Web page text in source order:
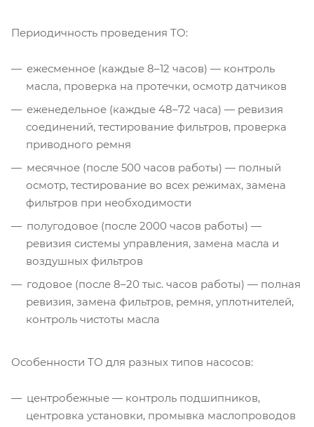
Периодичность проведения ТО:
ежесменное (каждые 8–12 часов) — контроль
масла, проверка на протечки, осмотр датчиков
еженедельное (каждые 48–72 часа) — ревизия
соединений, тестирование фильтров, проверка
приводного ремня
месячное (после 500 часов работы) — полный
осмотр, тестирование во всех режимах, замена
фильтров при необходимости
полугодовое (после 2000 часов работы) —
ревизия системы управления, замена масла и
воздушных фильтров
годовое (после 8–20 тыс. часов работы) — полная
ревизия, замена фильтров, ремня, уплотнителей,
контроль чистоты масла
Особенности ТО для разных типов насосов:
центробежные — контроль подшипников,
центровка установки, промывка маслопроводов